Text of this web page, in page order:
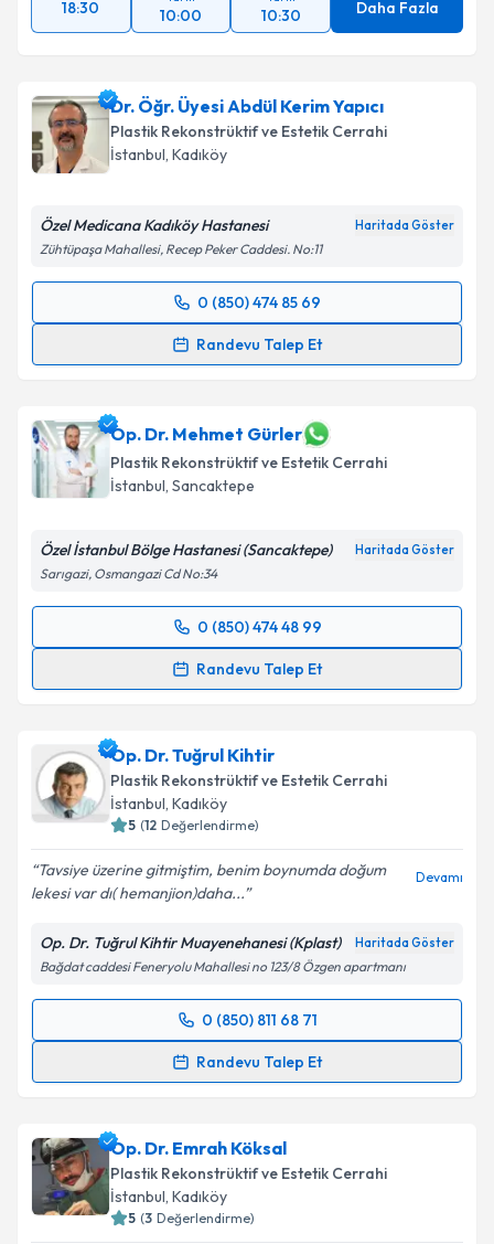
18:30 10:00 10:30 Daha Fazla
Dr. Öğr. Üyesi Abdül Kerim Yapıcı
Plastik Rekonstrüktif ve Estetik Cerrahi
İstanbul, Kadıköy
Özel Medicana Kadıköy Hastanesi Haritada Göster
Zühtüpaşa Mahallesi, Recep Peker Caddesi. No:11
0 (850) 474 85 69
Randevu Talep Et
Randevu Takvimi Talebi
almanız için bir takvim hazırlandığında e-posta ile
bilgilendireceğiz.
E-posta Adresiniz
Kişisel verilerimin işlenmesine ilişkinAydınlatma
'ni okudum ve kişisel verilerimin belirtilen
kapsamda işlenmesini kabul ediyorum.
Op. Dr. Mehmet Gürler
Plastik Rekonstrüktif ve Estetik Cerrahi
İstanbul, Sancaktepe
Özel İstanbul Bölge Hastanesi (Sancaktepe) Haritada Göster
Sarıgazi, Osmangazi Cd No:34
0 (850) 474 48 99
Randevu Talep Et
Randevu Takvimi Talebi
takvim hazırlandığında e-posta ile bilgilendireceğiz.
E-posta Adresiniz
Kişisel verilerimin işlenmesine ilişkin
kapsamda işlenmesini kabul ediyorum.
Takvim Talebini Gönder
Op. Dr. Tuğrul Kihtir
Plastik Rekonstrüktif ve Estetik Cerrahi
İstanbul, Kadıköy
5 (12 Değerlendirme)
Tavsiye üzerine gitmiştim, benim boynumda doğum
lekesi var dı( hemanjion)daha...
Devamı
Op. Dr. Tuğrul Kihtir Muayenehanesi (Kplast) Haritada Göster
Bağdat caddesi Feneryolu Mahallesi no 123/8 Özgen apartmanı
0 (850) 811 68 71
Randevu Talep Et
Randevu Takvimi Talebi
takvim hazırlandığında e-posta ile bilgilendireceğiz.
E-posta Adresiniz
Op. Dr. Emrah Köksal
Plastik Rekonstrüktif ve Estetik Cerrahi
İstanbul, Kadıköy
5 (3 Değerlendirme)